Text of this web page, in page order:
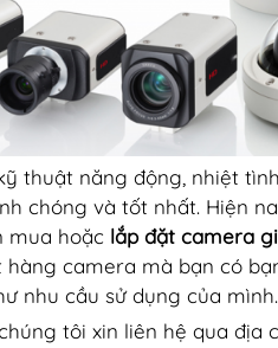
thuật năng động, nhiệt
chóng và tốt nhất. Hiện
mua hoặc lắp đặt camera
camera mà bạn có
nhu cầu sử dụng của mình.
tôi xin liên hệ qua địa